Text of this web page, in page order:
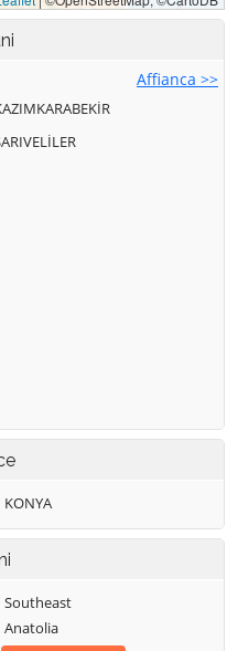
Affianca >>
KONYA
Southeast
Anatolia